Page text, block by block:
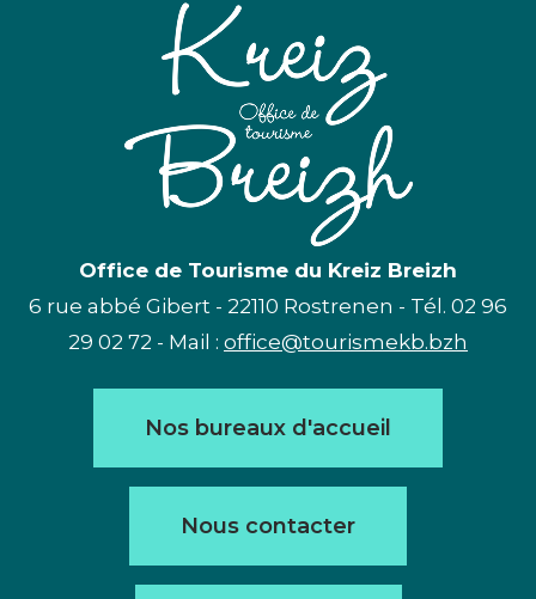
Office de Tourisme du Kreiz Breizh
6 rue abbé Gibert - 22110 Rostrenen - Tél. 02 96
29 02 72 - Mail : office@tourismekb.bzh
Nos bureaux d'accueil
Nous contacter